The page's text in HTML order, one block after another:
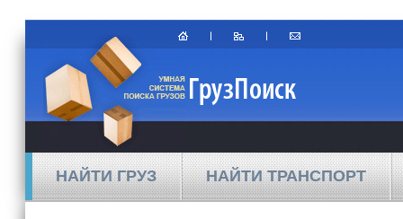
НАЙТИ ГРУЗ НАЙТИ ТРАНСПОРТ